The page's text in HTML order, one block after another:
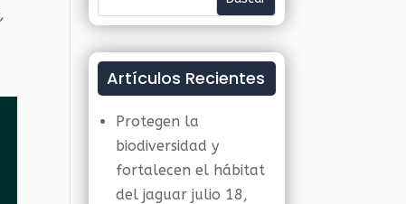
,
Artículos Recientes
Protegen la
biodiversidad y
fortalecen el hábitat
del jaguar julio 18,